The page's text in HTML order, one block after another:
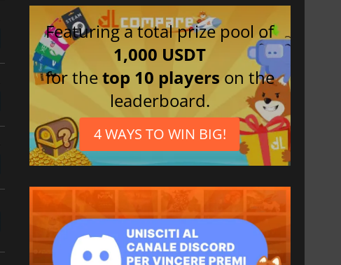
Featuring a total prize pool of
1,000 USDT
for thetop 10 players on the
leaderboard.
4 WAYS TO WIN BIG!